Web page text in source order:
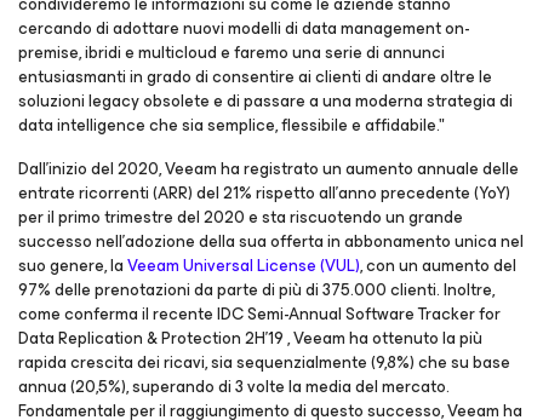
cercando di adottare nuovi modelli di data management on-
premise, ibridi e multicloud e faremo una serie di annunci
entusiasmanti in grado di consentire ai clienti di andare oltre le
soluzioni legacy obsolete e di passare a una moderna strategia di
data intelligence che sia semplice, flessibile e affidabile."
Dall'inizio del 2020, Veeam ha registrato un aumento annuale delle
entrate ricorrenti (ARR) del 21% rispetto all'anno precedente (YoY)
per il primo trimestre del 2020 e sta riscuotendo un grande
successo nell'adozione della sua offerta in abbonamento unica nel
suo genere, laVeeam Universal License (VUL), con un aumento del
97% delle prenotazioni da parte di più di 375.000 clienti. Inoltre,
come conferma il recente IDC Semi-Annual Software Tracker for
Data Replication & Protection 2H'19 , Veeam ha ottenuto la più
rapida crescita dei ricavi, sia sequenzialmente (9,8%) che su base
annua (20,5%), superando di 3 volte la media del mercato.
Fondamentale per il raggiungimento di questo successo, Veeam ha